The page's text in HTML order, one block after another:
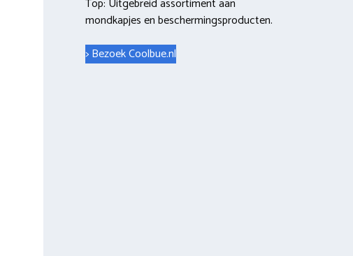
Top: Uitgebreid assortiment aan
mondkapjes en beschermingsproducten.
> Bezoek Coolbue.nl